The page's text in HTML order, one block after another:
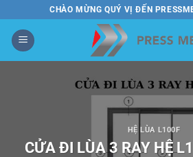
nội
dung
CHÀO MỪNG QUÝ VỊ ĐẾN
HỆ LÙA L100F
CỬA ĐI LÙA 3 RAY HỆ